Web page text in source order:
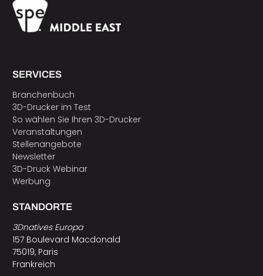
SERVICES
Branchenbuch
3D-Drucker im Test
So wählen Sie Ihren 3D-Drucker
Veranstaltungen
Stellenangebote
Newsletter
3D-Druck Webinar
Werbung
STANDORTE
3Dnatives Europa
157 Boulevard Macdonald
75019, Paris
Frankreich